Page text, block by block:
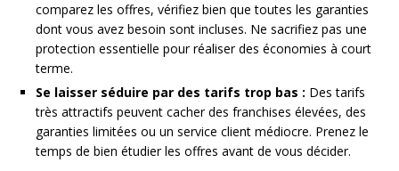
comparez les offres, vérifiez bien que toutes les garanties
dont vous avez besoin sont incluses. Ne sacrifiez pas une
protection essentielle pour réaliser des économies à court
terme.
Se laisser séduire par des tarifs trop bas : Des tarifs
très attractifs peuvent cacher des franchises élevées, des
garanties limitées ou un service client médiocre. Prenez le
temps de bien étudier les offres avant de vous décider.